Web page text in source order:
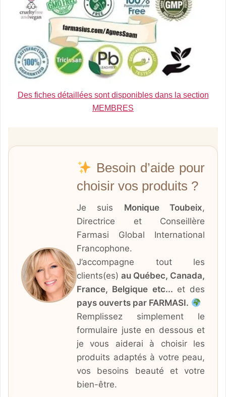
Des fiches détaillées sont disponibles dans la section
MEMBRES
Besoin d’aide pour
choisir vos produits ?
Je suis Monique Toubeix,
Directrice et Conseillère
Farmasi Global International
Francophone.
J’accompagne tout les
clients(es) au Québec, Canada,
France, Belgique etc... et des
pays ouverts par FARMASI.
Remplissez simplement le
formulaire juste en dessous et
je vous aiderai à choisir les
produits adaptés à votre peau,
vos besoins beauté et votre
bien-être.